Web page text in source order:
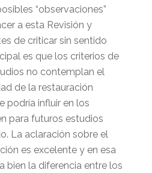
“observaciones”
a esta Revisión y
de criticar sin sentido
es que los criterios de
no contemplan el
de la restauración
podría influir en los
para futuros estudios
La aclaración sobre el
es excelente y en esa
bien la diferencia entre los